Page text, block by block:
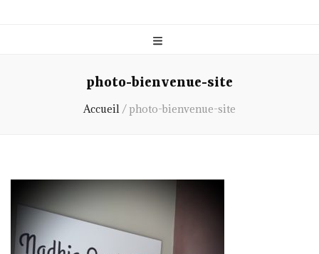
photo-bienvenue-site
Accueil /photo-bienvenue-site